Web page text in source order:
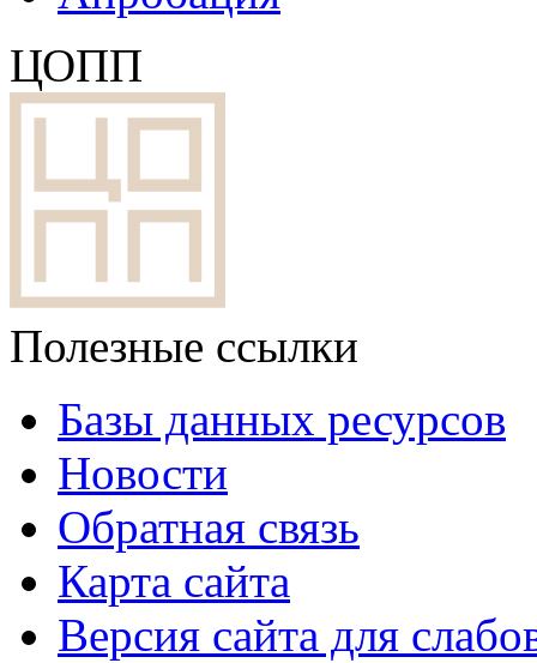
ЦОПП
Полезные ссылки
Базы данных ресурсов
Новости
Обратная связь
Карта сайта
Версия сайта для